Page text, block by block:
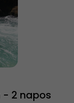
- 2 napos